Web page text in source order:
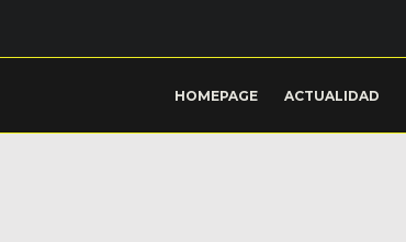
HOMEPAGE ACTUALIDAD